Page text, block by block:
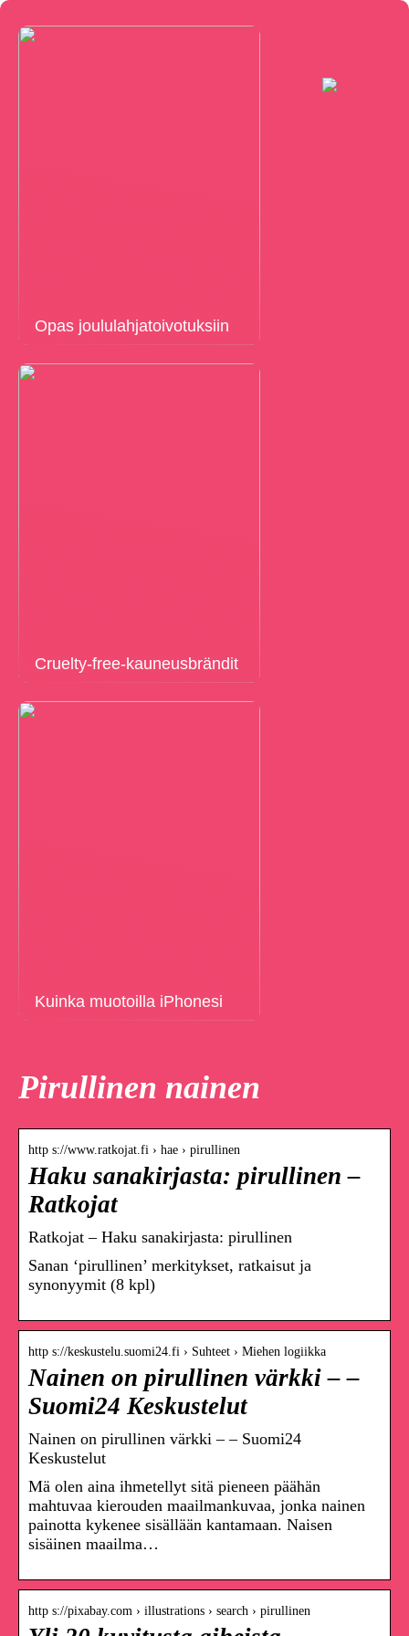
Opas joululahjatoivotuksiin
Cruelty-free-kauneusbrändit
Kuinka muotoilla iPhonesi
Pirullinen nainen
http s://www.ratkojat.fi › hae › pirullinen
Haku sanakirjasta: pirullinen –
Ratkojat
Ratkojat – Haku sanakirjasta: pirullinen
Sanan ‘pirullinen’ merkitykset, ratkaisut ja
synonyymit (8 kpl)
http s://keskustelu.suomi24.fi › Suhteet › Miehen logiikka
Nainen on pirullinen värkki – –
Suomi24 Keskustelut
Nainen on pirullinen värkki – – Suomi24
Keskustelut
Mä olen aina ihmetellyt sitä pieneen päähän
mahtuvaa kierouden maailmankuvaa, jonka nainen
painotta kykenee sisällään kantamaan. Naisen
sisäinen maailma…
http s://pixabay.com › illustrations › search › pirullinen